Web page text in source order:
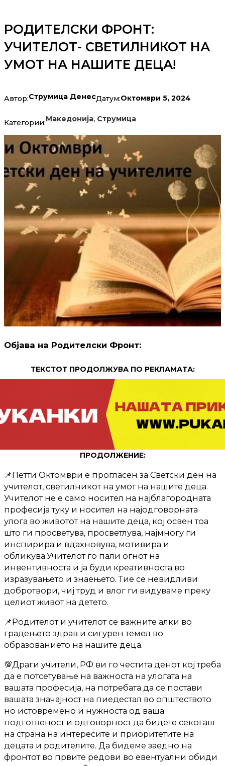
РОДИТЕЛСКИ ФРОНТ:
УЧИТЕЛОТ- СВЕТИЛНИКОТ НА
УМОТ НА НАШИТЕ ДЕЦА!
Автор:Струмица ДенесДатум:Октомври 5, 2024
Категории:Македонија, Струмица
Објава на Родителски Фронт:
ТЕКСТОТ ПРОДОЛЖУВА ПО РЕКЛАМАТА:
ПРОДОЛЖЕНИЕ:
📌Петти Октомври е прогласен за Светски ден на
учителот, светилникот на умот на нашите деца.
Учителот не е само носител на најблагородната
професија туку и носител на најодговорната
улога во животот на нашите деца, кој освен тоа
што ги просветува, просветлува, најмногу ги
инспирира и вдахновува, мотивира и
обликува.Учителот го пали огнот на
инвентивноста и ја буди креативноста во
изразувањето и знаењето. Тие се невидливи
добротвори, чиј труд и влог ги видуваме преку
целиот живот на детето.
📌Родителот и учителот се важните алки во
градењето здрав и сигурен темел во
образованието на нашите деца.
💯Драги учители, РФ ви го честита денот кој треба
да е потсетување на важноста на улогата на
вашата професија, на потребата да се постави
вашата значајност на пиедестал во општеството
но истовремено и нужноста од ваша
подготвеност и одговорност да бидете секогаш
на страна на интересите и приоритетите на
децата и родителите. Да бидеме заедно на
фронтот во првите редови во евентуални обиди